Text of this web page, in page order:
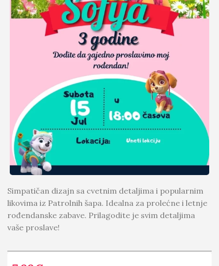
Simpatičan dizajn sa cvetnim detaljima i popularnim
likovima iz Patrolnih šapa. Idealna za prolećne i letnje
rođendanske zabave. Prilagodite je svim detaljima
vaše proslave!